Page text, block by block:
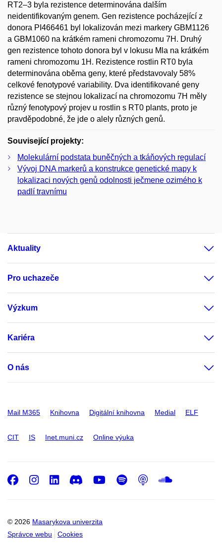
RT2–3 byla rezistence determinována dalším
neidentifikovaným genem. Gen rezistence pocházející z
donora PI466461 byl lokalizován mezi markery GBM1126
a GBM1060 na krátkém rameni chromozomu 7H. Druhý
gen rezistence tohoto donora byl v lokusu Mla na krátkém
rameni chromozomu 1H. Rezistence rostlin RT0 byla
determinována oběma geny, které představovaly 58%
celkové fenotypové variability. Dva identifikované geny
rezistence se stejnou lokalizací na chromozomu 7H měly
různý fenotypový projev u rostlin s RT0 plants, proto je
pravděpodobné, že jde o alely různých genů.
Související projekty:
Molekulární podstata buněčných a tkáňových regulací
Vývoj DNA markerů a konstrukce genetické mapy k
lokalizaci nových genů odolnosti ječmene ozimého k
padlí travnímu
Aktuality
Pro uchazeče
Výzkum
Kariéra
O nás
Mail M365 Knihovna Digitální knihovna Medial ELF
CIT IS Inet.muni.cz Online výuka
© 2026 Masarykova univerzita
Správce webu
Cookies
Facebook
Instagram
LinkedIn
DiscordYoutube
Spotify
Podcast